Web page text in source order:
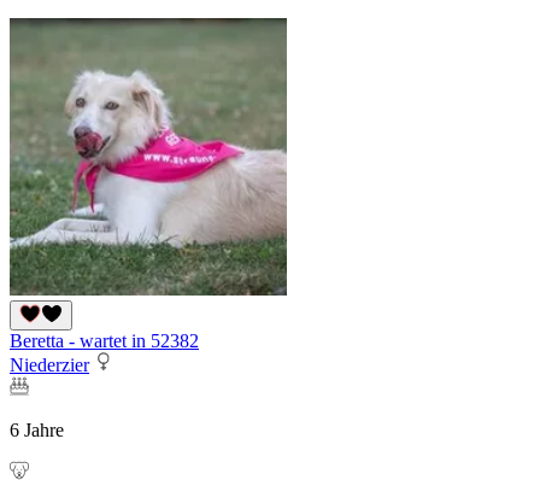
Beretta - wartet in 52382
Niederzier
6 Jahre